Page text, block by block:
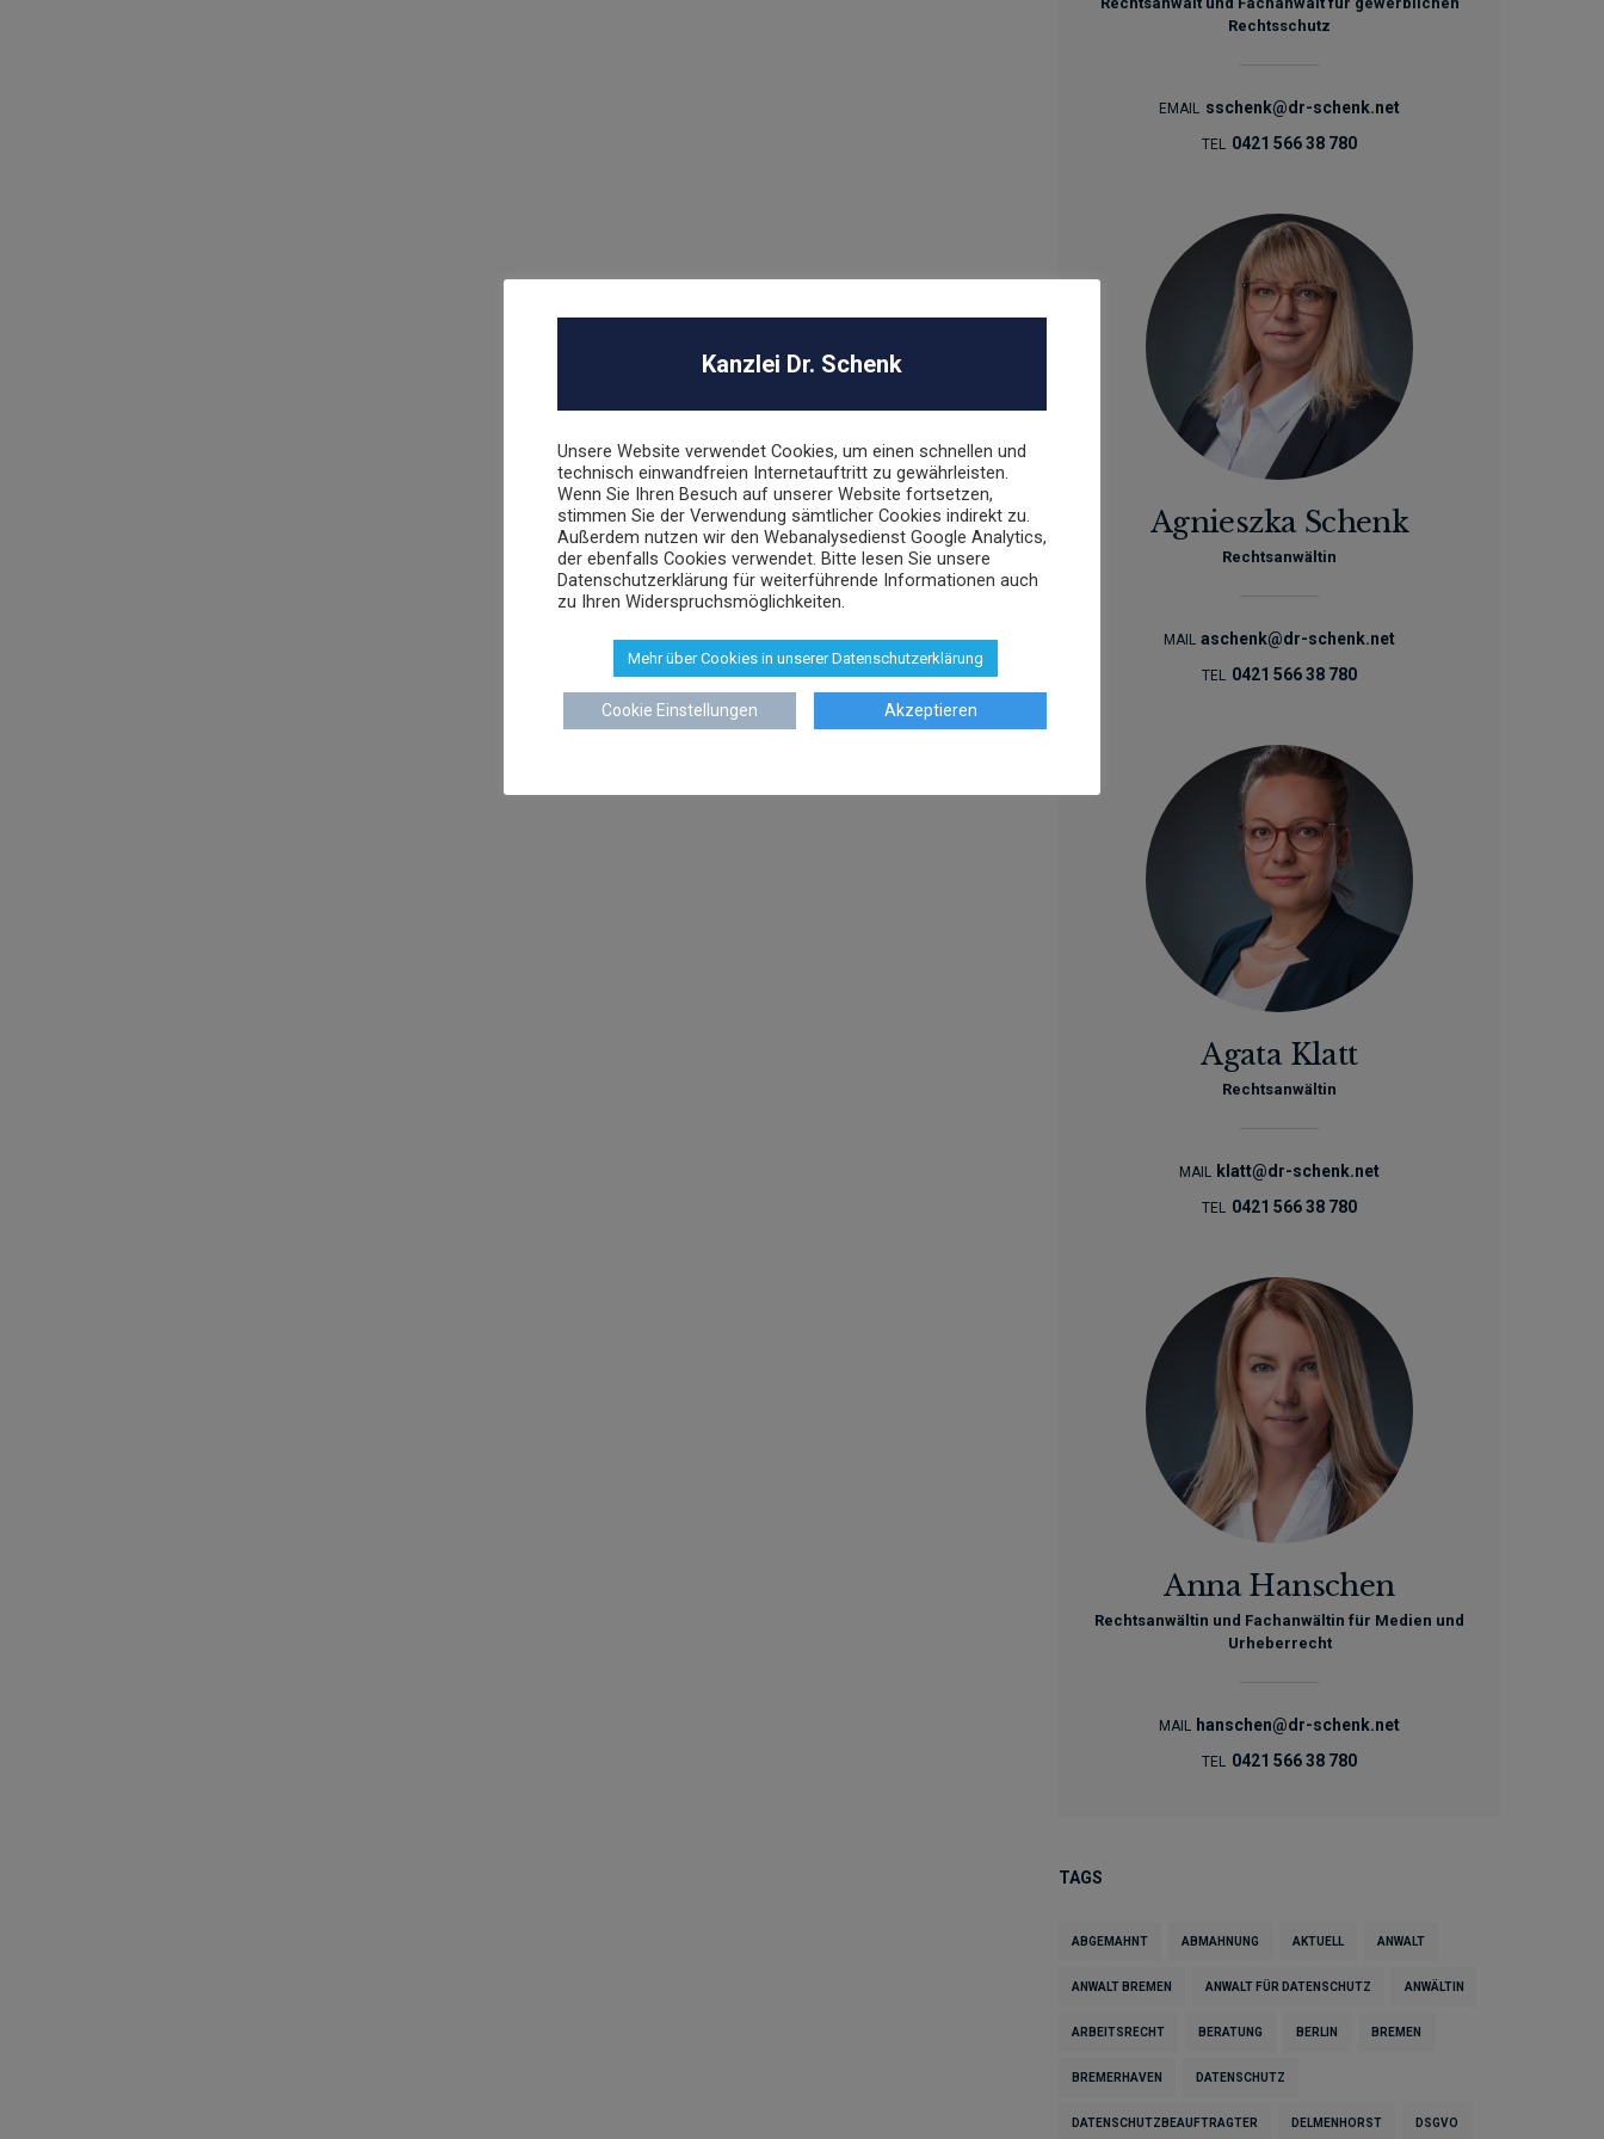
Rechtsschutz
EMAIL sschenk@dr-schenk.net
TEL 0421 566 38 780
Agnieszka Schenk
Rechtsanwältin
MAIL aschenk@dr-schenk.net
TEL 0421 566 38 780
Agata Klatt
Rechtsanwältin
MAIL klatt@dr-schenk.net
TEL 0421 566 38 780
Anna Hanschen
Rechtsanwältin und Fachanwältin für Medien und
Urheberrecht
MAIL hanschen@dr-schenk.net
TEL 0421 566 38 780
TAGS
ABGEMAHNT ABMAHNUNG AKTUELL ANWALT
ANWALT BREMEN ANWALT FÜR DATENSCHUTZ ANWÄLTIN
ARBEITSRECHT BERATUNG BERLIN BREMEN
BREMERHAVEN DATENSCHUTZ
DATENSCHUTZBEAUFTRAGTER DELMENHORST DSGVO
Kanzlei Dr. Schenk
Unsere Website verwendet Cookies, um einen schnellen und
technisch einwandfreien Internetauftritt zu gewährleisten.
Wenn Sie Ihren Besuch auf unserer Website fortsetzen,
stimmen Sie der Verwendung sämtlicher Cookies indirekt zu.
Außerdem nutzen wir den Webanalysedienst Google Analytics,
der ebenfalls Cookies verwendet. Bitte lesen Sie unsere
Datenschutzerklärung für weiterführende Informationen auch
zu Ihren Widerspruchsmöglichkeiten.
Mehr über Cookies in unserer Datenschutzerklärung
Cookie Einstellungen Akzeptieren